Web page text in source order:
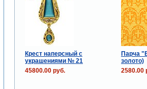
Крест наперсный с
украшениями № 21
Парча
золото)
45800.00 руб.
2580.00